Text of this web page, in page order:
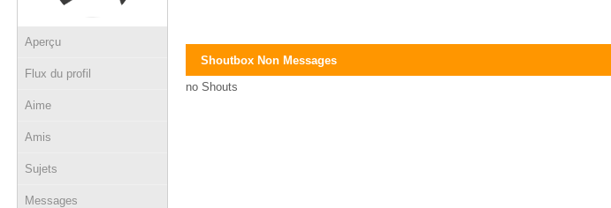
Aperçu
Flux du profil
Aime
Amis
Sujets
Messages
Shoutbox Non Messages
no Shouts